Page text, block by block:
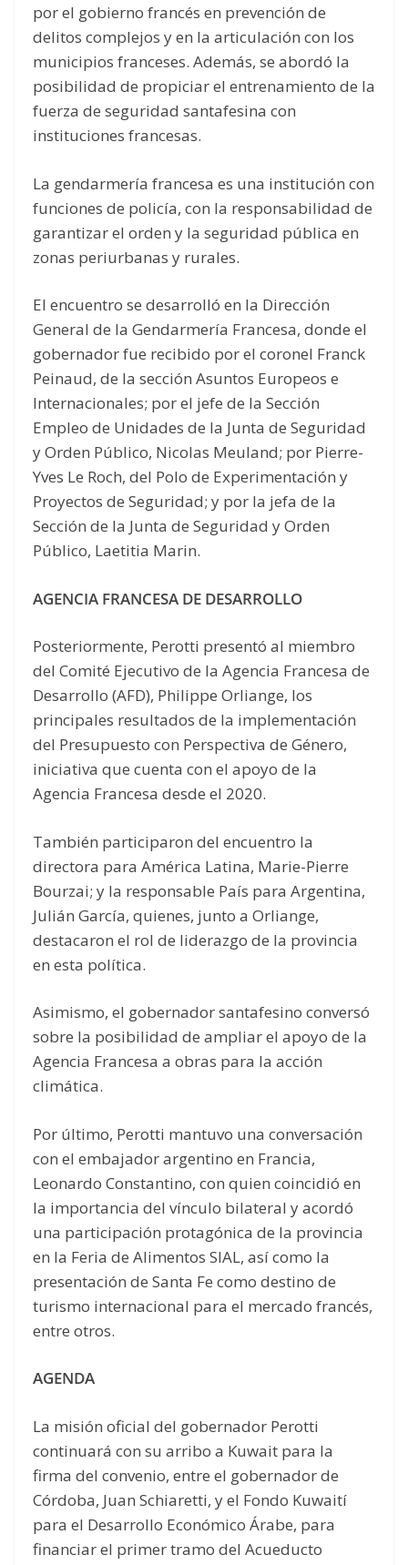
por el gobierno francés en prevención de
delitos complejos y en la articulación con los
municipios franceses. Además, se abordó la
posibilidad de propiciar el entrenamiento de la
fuerza de seguridad santafesina con
instituciones francesas.
La gendarmería francesa es una institución con
funciones de policía, con la responsabilidad de
garantizar el orden y la seguridad pública en
zonas periurbanas y rurales.
El encuentro se desarrolló en la Dirección
General de la Gendarmería Francesa, donde el
gobernador fue recibido por el coronel Franck
Peinaud, de la sección Asuntos Europeos e
Internacionales; por el jefe de la Sección
Empleo de Unidades de la Junta de Seguridad
y Orden Público, Nicolas Meuland; por Pierre-
Yves Le Roch, del Polo de Experimentación y
Proyectos de Seguridad; y por la jefa de la
Sección de la Junta de Seguridad y Orden
Público, Laetitia Marin.
AGENCIA FRANCESA DE DESARROLLO
Posteriormente, Perotti presentó al miembro
del Comité Ejecutivo de la Agencia Francesa de
Desarrollo (AFD), Philippe Orliange, los
principales resultados de la implementación
del Presupuesto con Perspectiva de Género,
iniciativa que cuenta con el apoyo de la
Agencia Francesa desde el 2020.
También participaron del encuentro la
directora para América Latina, Marie-Pierre
Bourzai; y la responsable País para Argentina,
Julián García, quienes, junto a Orliange,
destacaron el rol de liderazgo de la provincia
en esta política.
Asimismo, el gobernador santafesino conversó
sobre la posibilidad de ampliar el apoyo de la
Agencia Francesa a obras para la acción
climática.
Por último, Perotti mantuvo una conversación
con el embajador argentino en Francia,
Leonardo Constantino, con quien coincidió en
la importancia del vínculo bilateral y acordó
una participación protagónica de la provincia
en la Feria de Alimentos SIAL, así como la
presentación de Santa Fe como destino de
turismo internacional para el mercado francés,
entre otros.
AGENDA
La misión oficial del gobernador Perotti
continuará con su arribo a Kuwait para la
firma del convenio, entre el gobernador de
Córdoba, Juan Schiaretti, y el Fondo Kuwaití
para el Desarrollo Económico Árabe, para
financiar el primer tramo del Acueducto